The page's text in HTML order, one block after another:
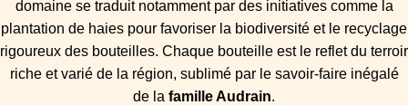
domaine se traduit notamment par des initiatives comme la
plantation de haies pour favoriser la biodiversité et le recyclage
rigoureux des bouteilles. Chaque bouteille est le reflet du terroir
riche et varié de la région, sublimé par le savoir-faire inégalé
de la famille Audrain.